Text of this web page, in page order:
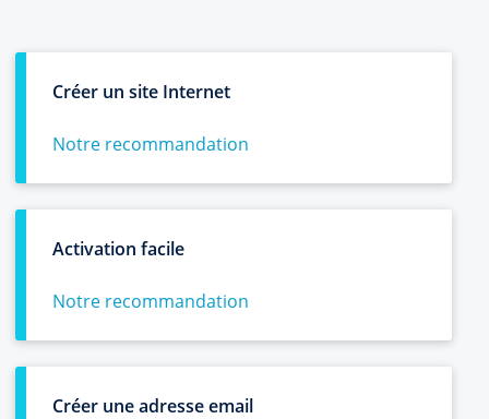
Créer un site Internet
Notre recommandation
Activation facile
Notre recommandation
Créer une adresse email